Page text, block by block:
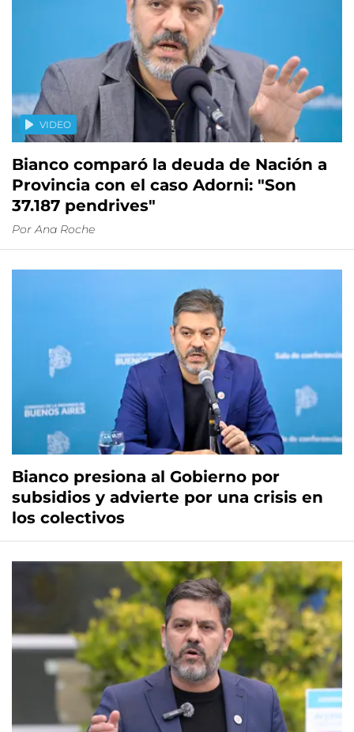
VIDEO
Bianco comparó la deuda de Nación a
Provincia con el caso Adorni: "Son
37.187 pendrives"
Por Ana Roche
Bianco presiona al Gobierno por
subsidios y advierte por una crisis en
los colectivos